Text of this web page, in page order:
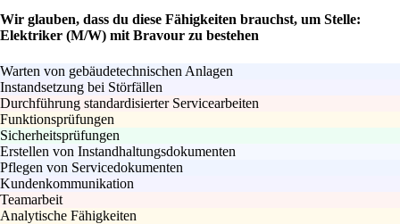
Wir glauben, dass du diese Fähigkeiten brauchst, um Stelle:
Elektriker (M/W) mit Bravour zu bestehen
Warten von gebäudetechnischen Anlagen
Instandsetzung bei Störfällen
Durchführung standardisierter Servicearbeiten
Funktionsprüfungen
Sicherheitsprüfungen
Erstellen von Instandhaltungsdokumenten
Pflegen von Servicedokumenten
Kundenkommunikation
Teamarbeit
Analytische Fähigkeiten